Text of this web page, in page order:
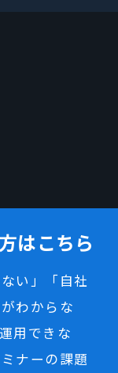
はこちら
い」「自社
わからな
用できな
ナーの課題